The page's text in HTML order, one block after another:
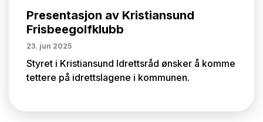
Presentasjon av Kristiansund
Frisbeegolfklubb
23. jun 2025
Styret i Kristiansund Idrettsråd ønsker å komme
tettere på idrettslagene i kommunen.